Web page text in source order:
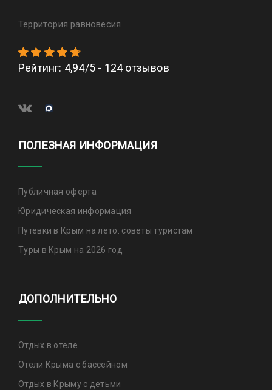
Территория равновесия
Рейтинг: 4,94/5 - 124отзывов
ПОЛЕЗНАЯ ИНФОРМАЦИЯ
Публичная оферта
Юридическая информация
Путевки в Крым на лето: советы туристам
Туры в Крым на 2026 год
ДОПОЛНИТЕЛЬНО
Отдых в отеле
Отели Крыма с бассейном
Отдых в Крыму с детьми